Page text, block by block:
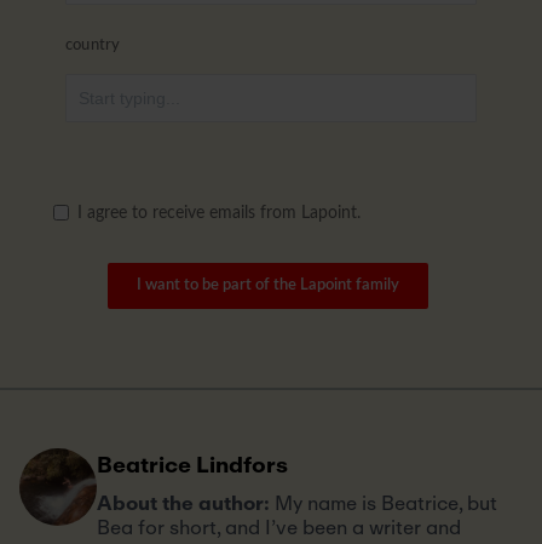
country
I agree to receive emails from Lapoint.
I want to be part of the Lapoint family
Beatrice Lindfors
About the author: My name is Beatrice, but
Bea for short, and I’ve been a writer and